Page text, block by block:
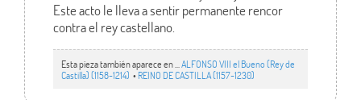
Este acto le lleva a sentir permanente rencor
contra el rey castellano.
Esta pieza también aparece en ... ALFONSO VIII el Bueno (Rey de
Castilla) (1158-1214) •REINO DE CASTILLA (1157-1230)